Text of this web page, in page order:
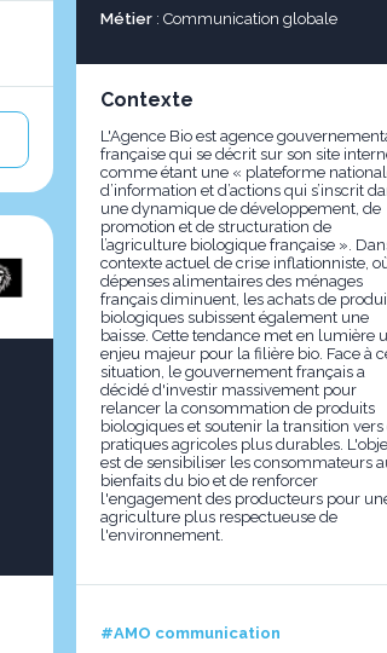
Métier : Communication globale
Contexte
L'Agence Bio est agence
française qui se décrit sur son site
comme étant une « plateforme
d’information et d’actions qui s’inscrit
une dynamique de développement, de
promotion et de structuration de
l’agriculture biologique française ».
contexte actuel de crise inflationniste,
dépenses alimentaires des ménages
français diminuent, les achats de
biologiques subissent également une
baisse. Cette tendance met en lumière
enjeu majeur pour la filière bio. Face à
situation, le gouvernement français a
décidé d'investir massivement pour
relancer la consommation de produits
biologiques et soutenir la transition vers
pratiques agricoles plus durables.
est de sensibiliser les consommateurs
bienfaits du bio et de renforcer
l'engagement des producteurs pour
agriculture plus respectueuse de
l'environnement.
#AMO communication